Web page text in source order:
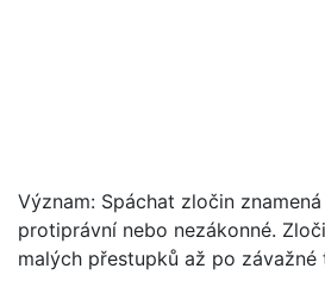
Význam: Spáchat zločin
protiprávní nebo nezákonné.
malých přestupků až po závažné